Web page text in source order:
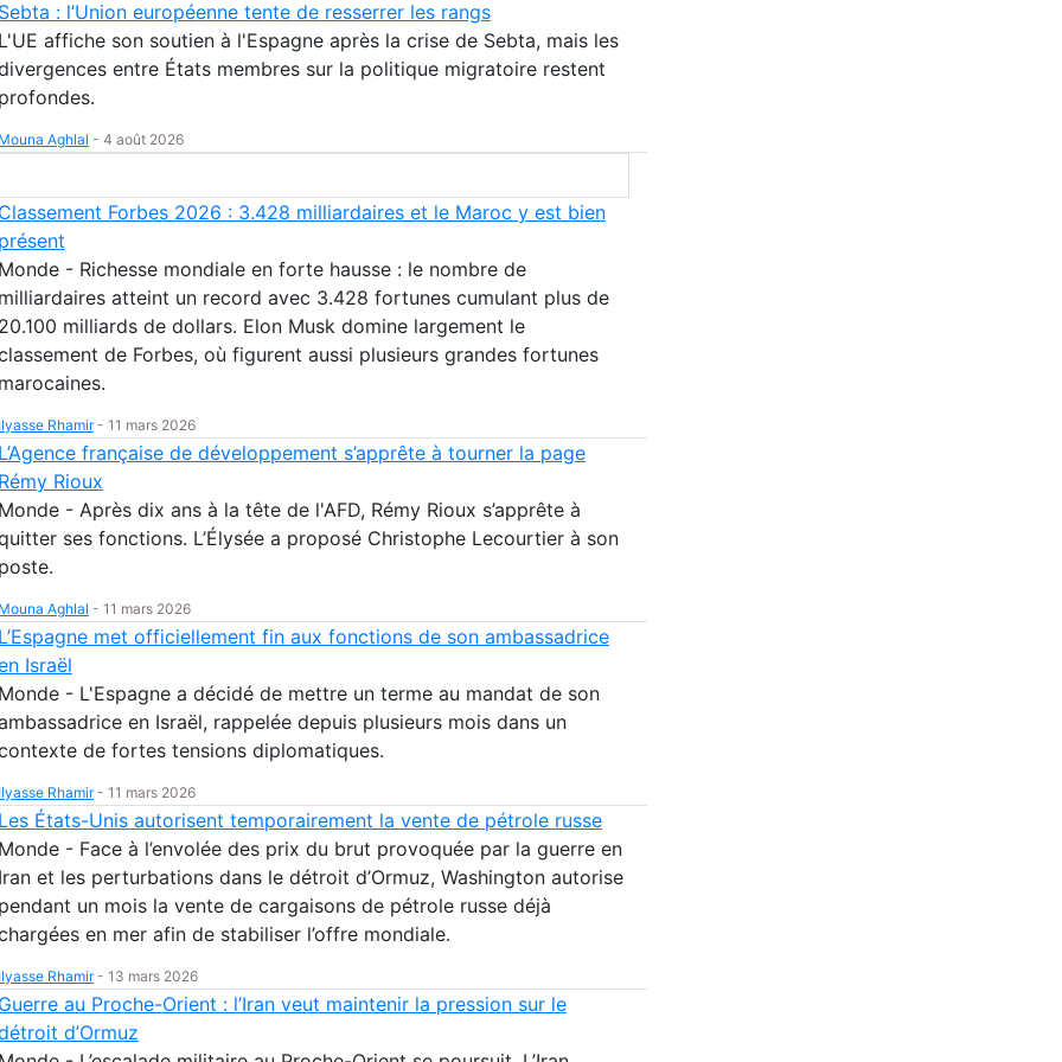
Sebta : l’Union européenne tente de resserrer les rangs
L'UE affiche son soutien à l'Espagne après la crise de Sebta, mais les
entre États membres sur la politique migratoire restent
profondes.
Mouna Aghlal - 4 août 2026
Classement Forbes 2026 : 3.428 milliardaires et le Maroc y est bien
présent
Monde - Richesse mondiale en forte hausse : le nombre de
milliardaires atteint un record avec 3.428 fortunes cumulant plus de
20.100 milliards de dollars. Elon Musk domine largement le
de Forbes, où figurent aussi plusieurs grandes fortunes
marocaines.
Ilyasse Rhamir- 11 mars 2026
L’Agence française de développement s’apprête à tourner la page
Rémy Rioux
Monde - Après dix ans à la tête de l'AFD, Rémy Rioux s’apprête à
ses fonctions. L’Élysée a proposé Christophe Lecourtier à son
poste.
Mouna Aghlal - 11 mars 2026
L’Espagne met officiellement fin aux fonctions de son ambassadrice
Israël
Monde - L'Espagne a décidé de mettre un terme au mandat de son
en Israël, rappelée depuis plusieurs mois dans un
de fortes tensions diplomatiques.
Ilyasse Rhamir- 11 mars 2026
Les États-Unis autorisent temporairement la vente de pétrole russe
Monde - Face à l’envolée des prix du brut provoquée par la guerre en
Iran et les perturbations dans le détroit d’Ormuz, Washington autorise
pendant un mois la vente de cargaisons de pétrole russe déjà
en mer afin de stabiliser l’offre mondiale.
Ilyasse Rhamir- 13 mars 2026
Guerre au Proche-Orient : l’Iran veut maintenir la pression sur le
d’Ormuz